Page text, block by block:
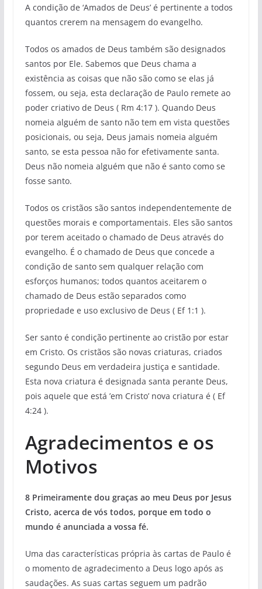
A condição de ‘Amados de Deus’ é pertinente a todos
quantos crerem na mensagem do evangelho.
Todos os amados de Deus também são designados
santos por Ele. Sabemos que Deus chama a
existência as coisas que não são como se elas já
fossem, ou seja, esta declaração de Paulo remete ao
poder criativo de Deus ( Rm 4:17 ). Quando Deus
nomeia alguém de santo não tem em vista questões
posicionais, ou seja, Deus jamais nomeia alguém
santo, se esta pessoa não for efetivamente santa.
Deus não nomeia alguém que não é santo como se
fosse santo.
Todos os cristãos são santos independentemente de
questões morais e comportamentais. Eles são santos
por terem aceitado o chamado de Deus através do
evangelho. É o chamado de Deus que concede a
condição de santo sem qualquer relação com
esforços humanos; todos quantos aceitarem o
chamado de Deus estão separados como
propriedade e uso exclusivo de Deus ( Ef 1:1 ).
Ser santo é condição pertinente ao cristão por estar
em Cristo. Os cristãos são novas criaturas, criados
segundo Deus em verdadeira justiça e santidade.
Esta nova criatura é designada santa perante Deus,
pois aquele que está ’em Cristo’ nova criatura é ( Ef
4:24 ).
Agradecimentos e os
Motivos
8 Primeiramente dou graças ao meu Deus por Jesus
Cristo, acerca de vós todos, porque em todo o
mundo é anunciada a vossa fé.
Uma das características própria às cartas de Paulo é
o momento de agradecimento a Deus logo após as
saudações. As suas cartas seguem um padrão